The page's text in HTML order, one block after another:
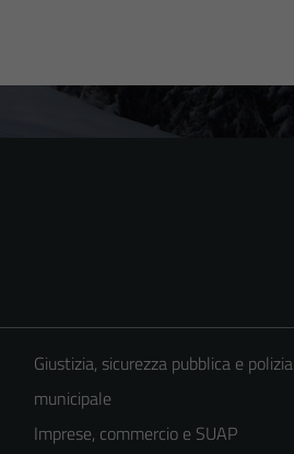
Giustizia, sicurezza pubblica e polizia
municipale
Imprese, commercio e SUAP